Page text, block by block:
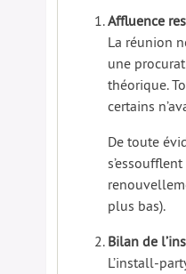
Affluence
La réunion
une
théorique.
certains
De toute
plus bas).
Bilan de
L’install-